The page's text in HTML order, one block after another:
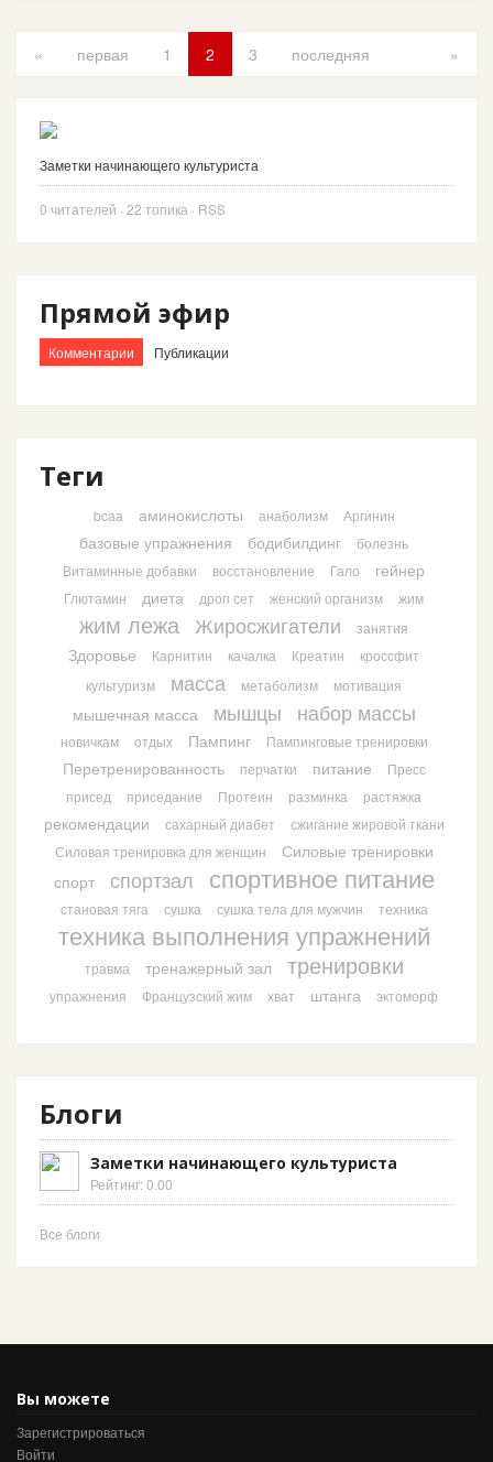
« первая 1 2 3 последняя »
Заметки начинающего культуриста
0 читателей · 22 топика · RSS
Прямой эфир
Комментарии Публикации
Теги
bcaa аминокислоты анаболизм Аргинин
базовые упражнения бодибилдинг
болезнь
Витаминные добавки
восстановление Гало гейнер
Глютамин диета дроп сет женский организм жим
жим лежа Жиросжигатели занятия
Здоровье Карнитин качалка Креатин
кроссфит
культуризм
масса метаболизм мотивация
мышечная масса мышцы набор массы
новичкам отдых Пампинг Пампинговые тренировки
Перетренированность перчатки питание
Пресс
присед
приседание Протеин разминка растяжка
рекомендации сахарный диабет
сжигание жировой ткани
Силовая тренировка для женщин
Силовые тренировки
спорт
спортзал спортивное питание
становая тяга сушка сушка тела для мужчин техника
техника выполнения упражнений
травма тренажерный зал тренировки
упражнения Французский жим хват штанга эктоморф
Блоги
Заметки начинающего культуриста
Рейтинг: 0.00
Все блоги
Вы можете
Зарегистрироваться
Войти